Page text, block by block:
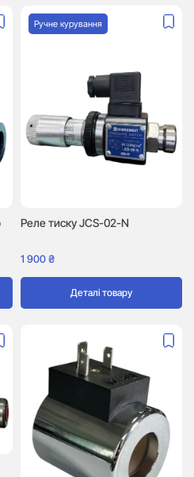
Реле тиску JCS-02-N
1 900₴
Деталі товару
Ручне курування